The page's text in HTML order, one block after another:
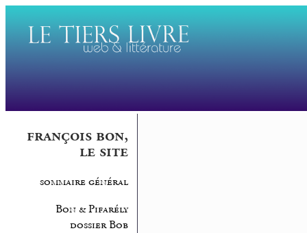
françois bon,
le site
sommaire général
Bon & Pifarély
dossier Bob